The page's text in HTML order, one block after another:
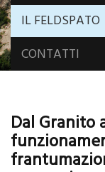
IL FELDSPATO
CONTATTI
Dal Granito